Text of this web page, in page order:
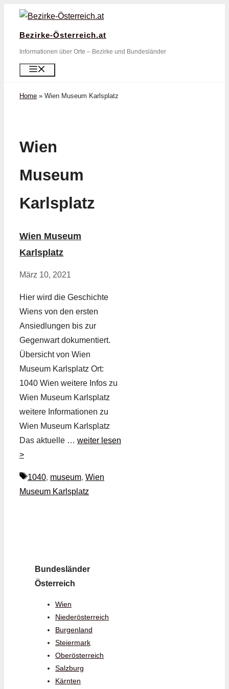
Zum
springen
Bezirke-Österreich.at
Informationen über Orte – Bezirke und Bundesländer
Home » Wien Museum Karlsplatz
Wien
Museum
Karlsplatz
Wien Museum
Karlsplatz
März 10, 2021
Hier wird die Geschichte
Wiens von den ersten
Ansiedlungen bis zur
Gegenwart dokumentiert.
Übersicht von Wien
Museum Karlsplatz Ort:
1040 Wien weitere Infos zu
Wien Museum Karlsplatz
weitere Informationen zu
Wien Museum Karlsplatz
Das aktuelle … weiter lesen
>
Schlagwörter
1040, museum, Wien
Museum Karlsplatz
Bundesländer
Österreich
Wien
Niederösterreich
Burgenland
Steiermark
Oberösterreich
Salzburg
Kärnten